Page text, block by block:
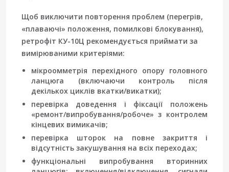
Щоб виключити повторення проблем (перегрів,
«плаваючі» положення, помилкові блокування),
ретрофіт КУ-10Ц рекомендується приймати за
вимірюваними критеріями:
мікроомметрія перехідного опору головного
ланцюга (включаючи контроль після
декількох циклів вкатки/викатки);
перевірка доведення і фіксації положень
«ремонт/випробування/робоче» з контролем
кінцевих вимикачів;
перевірка шторок на повне закриття і
відсутність закушування на всіх переходах;
функціональні випробування вторинних